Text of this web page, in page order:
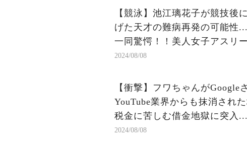
【競泳】池江璃花子が競技後
げた天才の難病再発の可能性
一同驚愕！！美人女子アスリ
2024/08/08
【衝撃】フワちゃんが
YouTube業界からも抹消され
税金に苦しむ借金地獄に突入...
2024/08/08